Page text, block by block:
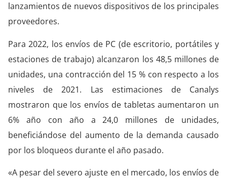
lanzamientos de nuevos dispositivos de los principales
proveedores.
Para 2022, los envíos de PC (de escritorio, portátiles y
estaciones de trabajo) alcanzaron los 48,5 millones de
unidades, una contracción del 15 % con respecto a los
niveles de 2021. Las estimaciones de Canalys
mostraron que los envíos de tabletas aumentaron un
6% año con año a 24,0 millones de unidades,
beneficiándose del aumento de la demanda causado
por los bloqueos durante el año pasado.
«A pesar del severo ajuste en el mercado, los envíos de